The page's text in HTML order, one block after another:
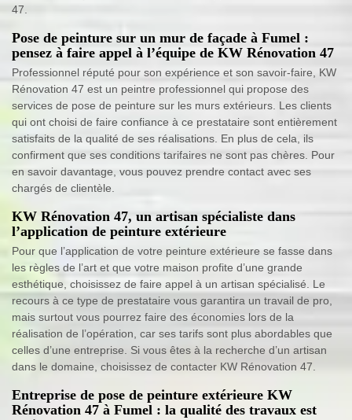
47.
Pose de peinture sur un mur de façade à Fumel :
pensez à faire appel à l’équipe de KW Rénovation 47
Professionnel réputé pour son expérience et son savoir-faire, KW
Rénovation 47 est un peintre professionnel qui propose des
services de pose de peinture sur les murs extérieurs. Les clients
qui ont choisi de faire confiance à ce prestataire sont entièrement
satisfaits de la qualité de ses réalisations. En plus de cela, ils
confirment que ses conditions tarifaires ne sont pas chères. Pour
en savoir davantage, vous pouvez prendre contact avec ses
chargés de clientèle.
KW Rénovation 47, un artisan spécialiste dans
l’application de peinture extérieure
Pour que l’application de votre peinture extérieure se fasse dans
les règles de l’art et que votre maison profite d’une grande
esthétique, choisissez de faire appel à un artisan spécialisé. Le
recours à ce type de prestataire vous garantira un travail de pro,
mais surtout vous pourrez faire des économies lors de la
réalisation de l’opération, car ses tarifs sont plus abordables que
celles d’une entreprise. Si vous êtes à la recherche d’un artisan
dans le domaine, choisissez de contacter KW Rénovation 47.
Entreprise de pose de peinture extérieure KW
Rénovation 47 à Fumel : la qualité des travaux est